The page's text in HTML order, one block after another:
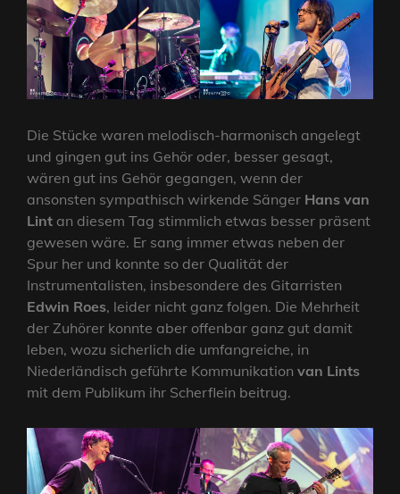
Die Stücke waren melodisch-harmonisch angelegt
und gingen gut ins Gehör oder, besser gesagt,
wären gut ins Gehör gegangen, wenn der
ansonsten sympathisch wirkende Sänger Hans van
Lint an diesem Tag stimmlich etwas besser präsent
gewesen wäre. Er sang immer etwas neben der
Spur her und konnte so der Qualität der
Instrumentalisten, insbesondere des Gitarristen
Edwin Roes, leider nicht ganz folgen. Die Mehrheit
der Zuhörer konnte aber offenbar ganz gut damit
leben, wozu sicherlich die umfangreiche, in
Niederländisch geführte Kommunikation van Lints
mit dem Publikum ihr Scherflein beitrug.